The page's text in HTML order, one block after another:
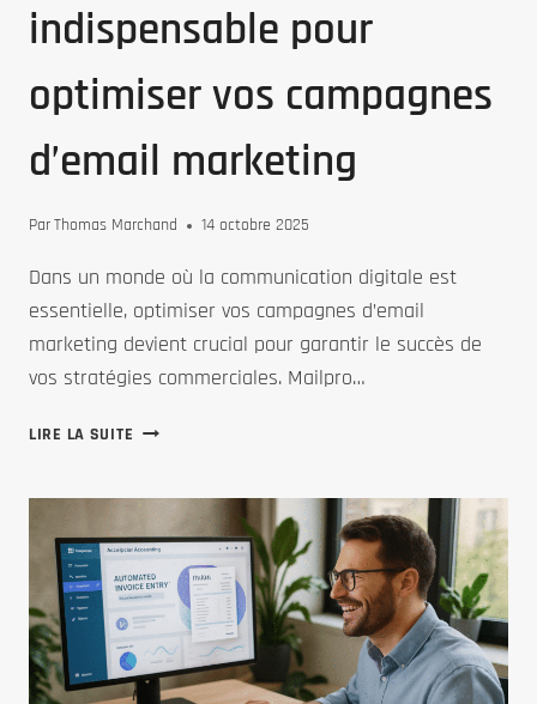
indispensable pour
optimiser vos campagnes
d’email marketing
ParThomas Marchand 14 octobre 2025
Dans un monde où la communication digitale est
essentielle, optimiser vos campagnes d’email
marketing devient crucial pour garantir le succès de
vos stratégies commerciales. Mailpro…
LIRE LA SUITE MAILPRO
INDISPENSABLE
POUR
OPTIMISER
VOS
CAMPAGNES
D’EMAIL
MARKETING